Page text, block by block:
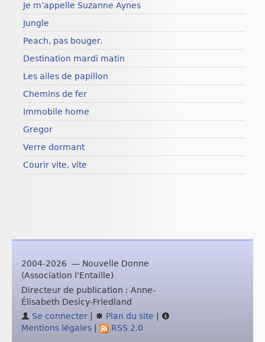
Je m’appelle Suzanne Aynes
Jungle
Peach, pas bouger.
Destination mardi matin
Les ailes de papillon
Chemins de fer
Immobile home
Gregor
Verre dormant
Courir vite, vite
2004-2026 — Nouvelle Donne
(Association l'Entaille)
Directeur de publication : Anne-
Élisabeth Desicy-Friedland
Se connecter
Plan du site
Mentions légales | RSS 2.0